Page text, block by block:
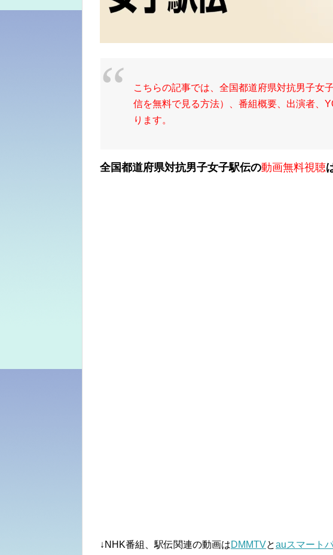
こちらの記事では、全国都道府県対抗男子女
信を無料で見る方法）、番組概要、出演者、
ります。
全国都道府県対抗男子女子駅伝の動画無料視聴
↓NHK番組、駅伝関連の動画はDMMTVとauスマート